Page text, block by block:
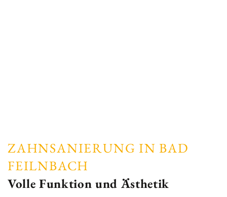
ZAHNSANIERUNG IN BAD
FEILNBACH
Volle Funktion und Ästhetik